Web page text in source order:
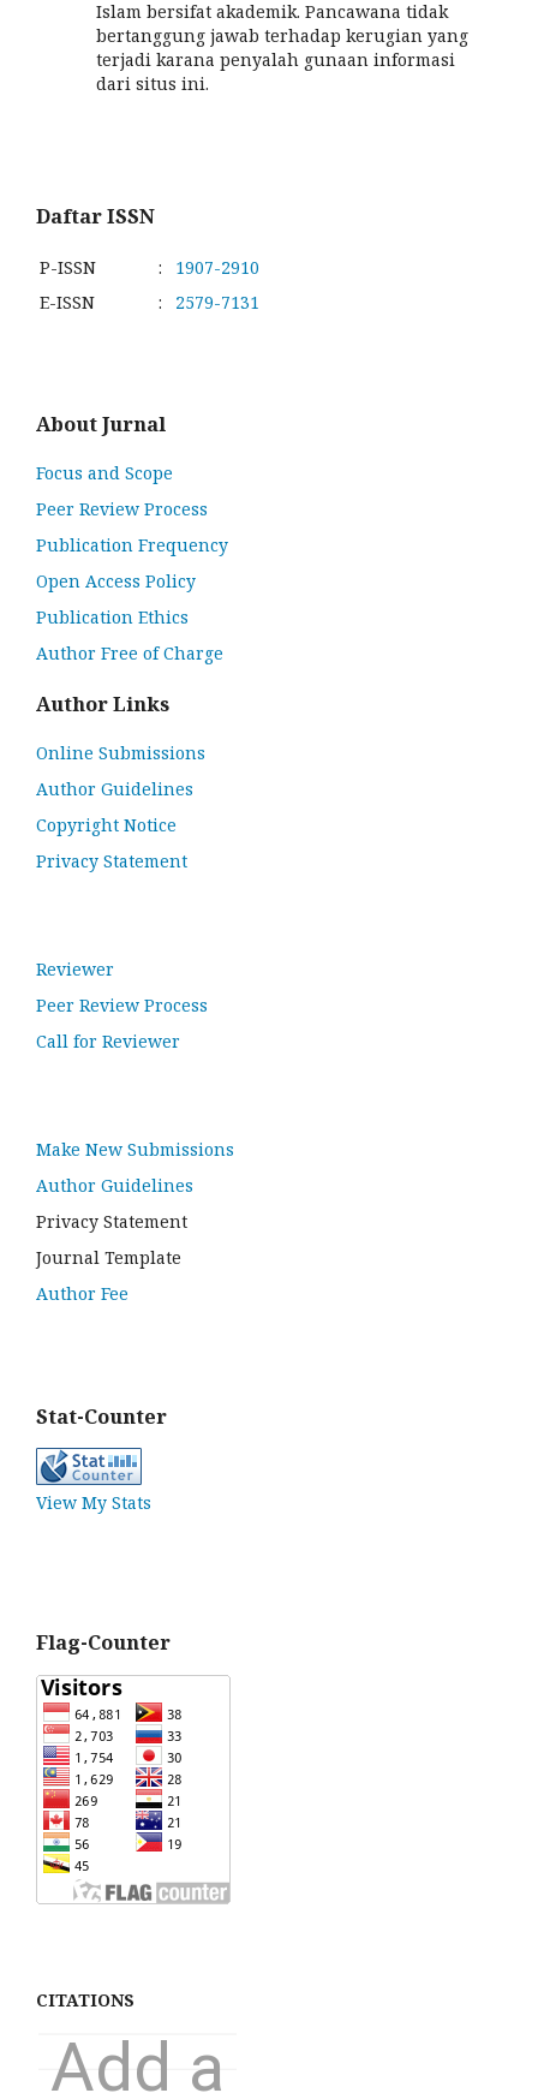
Islam bersifat akademik. Pancawana tidak
bertanggung jawab terhadap kerugian yang
terjadi karana penyalah gunaan informasi
dari situs ini.
Daftar ISSN
P-ISSN :
1907-2910
E-ISSN
: 2579-7131
About Jurnal
Focus and Scope
Peer Review Process
Publication Frequency
Open Access Policy
Publication Ethics
Author Free of Charge
Author Links
Online Submissions
Author Guidelines
Copyright Notice
Privacy Statement
Reviewer
Peer Review Process
Call for Reviewer
Make New Submissions
Author Guidelines
Privacy Statement
Journal Template
Author Fee
Stat-Counter
View My Stats
Flag-Counter
CITATIONS